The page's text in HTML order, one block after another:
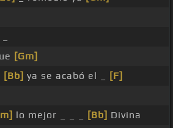
[Gm]
[Bb] ya se acabó el _
[F]
lo mejor _ _ _ [Bb] Divina